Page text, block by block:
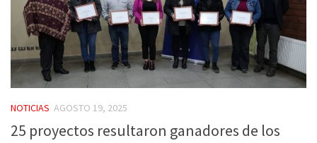
NOTICIAS AGOSTO 19, 2025
25 proyectos resultaron ganadores de los